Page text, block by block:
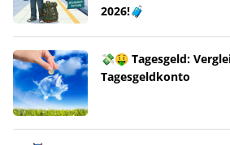
2026!🧳
💸🤑 Tagesgeld:
Tagesgeldkonto